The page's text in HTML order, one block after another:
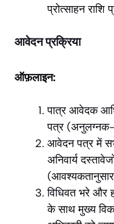
प्रोत्साहन राशि
आवेदन प्रक्रिया
ऑफ़लाइन:
पात्र आवेदक
पत्र
आवेदन पत्र में
अनिवार्य
विधिवत भरे और
के साथ मुख्य